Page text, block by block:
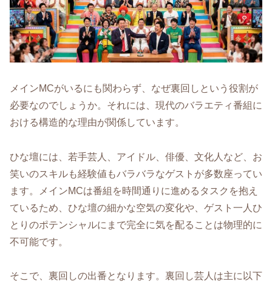
メインMCがいるにも関わらず、なぜ裏回しという役割が
必要なのでしょうか。それには、現代のバラエティ番組に
おける構造的な理由が関係しています。
ひな壇には、若手芸人、アイドル、俳優、文化人など、お
笑いのスキルも経験値もバラバラなゲストが多数座ってい
ます。メインMCは番組を時間通りに進めるタスクを抱え
ているため、ひな壇の細かな空気の変化や、ゲスト一人ひ
とりのポテンシャルにまで完全に気を配ることは物理的に
不可能です。
そこで、裏回しの出番となります。裏回し芸人は主に以下